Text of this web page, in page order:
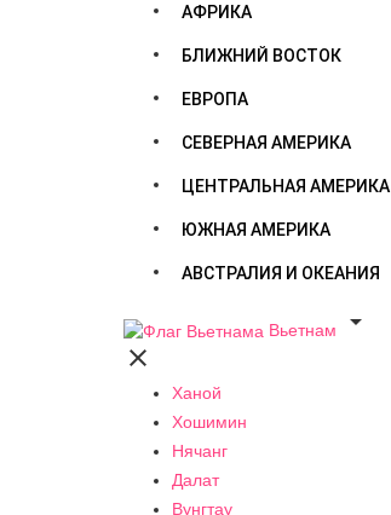
АФРИКА
БЛИЖНИЙ ВОСТОК
ЕВРОПА
СЕВЕРНАЯ АМЕРИКА
ЦЕНТРАЛЬНАЯ АМЕРИКА
ЮЖНАЯ АМЕРИКА
АВСТРАЛИЯ И ОКЕАНИЯ
Вьетнам


Ханой
Хошимин
Нячанг
Далат
Вунгтау